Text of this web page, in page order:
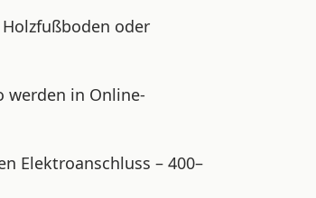
oder
werden in Online-
Elektroanschluss – 400–